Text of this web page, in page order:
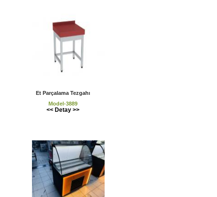
Et Parçalama Tezgahı
Model-3889
<< Detay >>